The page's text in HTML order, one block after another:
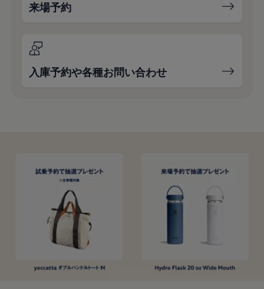
来場予約
入庫予約や各種お問い合わせ